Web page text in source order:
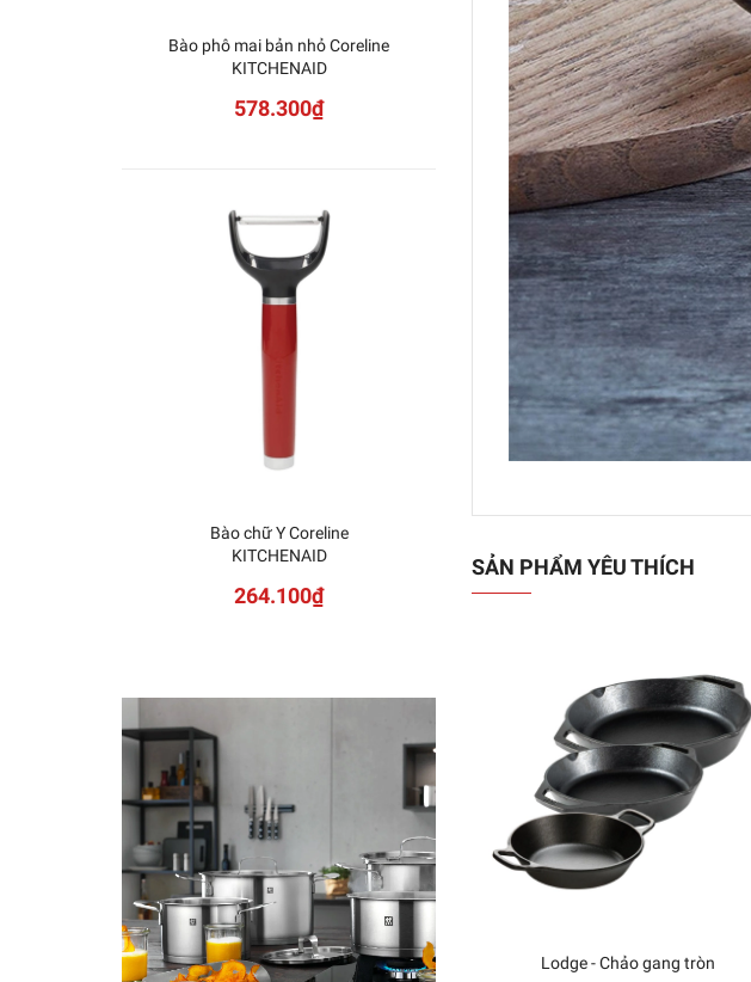
SẢN PHẨM YÊU THÍCH
Lodge - Chảo gang tròn
Bào phô mai bản nhỏ Coreline
KITCHENAID
578.300₫
Bào chữ Y Coreline
KITCHENAID
264.100₫
KAI - Select 100 - Bào - 15cm
381.900₫
Pure Black